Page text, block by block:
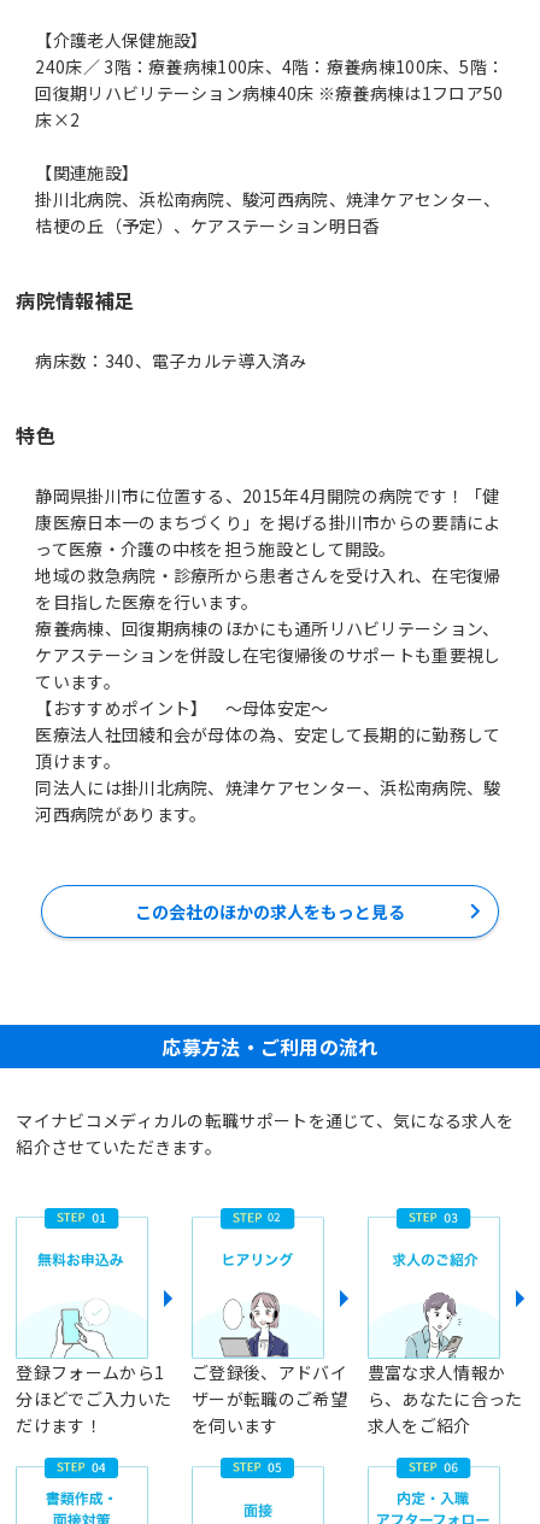
【介護老人保健施設】
240床／ 3階：療養病棟100床、4階：療養病棟100床、5階：
回復期リハビリテーション病棟40床 ※療養病棟は1フロア50
床×2
【関連施設】
掛川北病院、浜松南病院、駿河西病院、焼津ケアセンター、
桔梗の丘（予定）、ケアステーション明日香
病院情報補足
病床数：340、電子カルテ導入済み
特色
静岡県掛川市に位置する、2015年4月開院の病院です！「健
康医療日本一のまちづくり」を掲げる掛川市からの要請によ
って医療・介護の中核を担う施設として開設。
地域の救急病院・診療所から患者さんを受け入れ、在宅復帰
を目指した医療を行います。
療養病棟、回復期病棟のほかにも通所リハビリテーション、
ケアステーションを併設し在宅復帰後のサポートも重要視し
ています。
【おすすめポイント】 ～母体安定～
医療法人社団綾和会が母体の為、安定して長期的に勤務して
頂けます。
同法人には掛川北病院、焼津ケアセンター、浜松南病院、駿
河西病院があります。
この会社のほかの求人をもっと見る
応募方法・ご利用の流れ
マイナビコメディカルの転職サポートを通じて、気になる求人を
紹介させていただきます。
登録フォームから1
分ほどでご入力いた
だけます！
ご登録後、アドバイ
ザーが転職のご希望
を伺います
豊富な求人情報か
ら、あなたに合った
求人をご紹介